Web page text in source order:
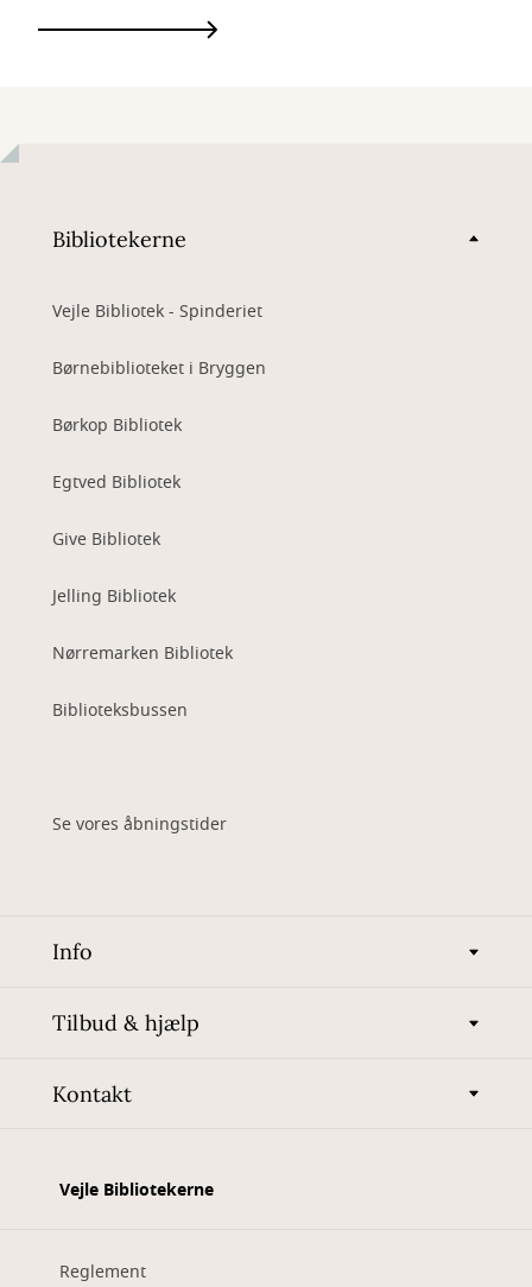
Bibliotekerne
Vejle Bibliotek - Spinderiet
Børnebiblioteket i Bryggen
Børkop Bibliotek
Egtved Bibliotek
Give Bibliotek
Jelling Bibliotek
Nørremarken Bibliotek
Biblioteksbussen
Se vores åbningstider
Info
Tilbud & hjælp
Kontakt
Vejle Bibliotekerne
Reglement